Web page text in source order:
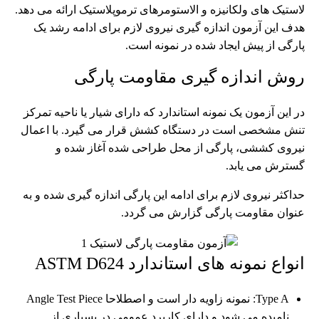
لاستیک های ولکانیزه و الاستومرهای ترموپلاستیک ارائه می دهد.
هدف این آزمون اندازه گیری نیروی لازم برای ادامه رشد یک
پارگی از پیش ایجاد شده در نمونه است.
روش اندازه گیری مقاومت پارگی
در این آزمون یک نمونه استاندارد که دارای شیار یا ناحیه تمرکز
تنش مشخصی است در دستگاه کشش قرار می گیرد. با اعمال
نیروی کششی، پارگی از محل طراحی شده آغاز شده و
گسترش می یابد.
حداکثر نیروی لازم برای ادامه این پارگی اندازه گیری شده و به
عنوان مقاومت پارگی گزارش می گردد.
انواع نمونه های استاندارد ASTM D624
Type A: نمونه زاویه دار است و اصطلاحا Angle Test Piece
نامیده می شود و دارای کاربرد عمومی در بسیاری از